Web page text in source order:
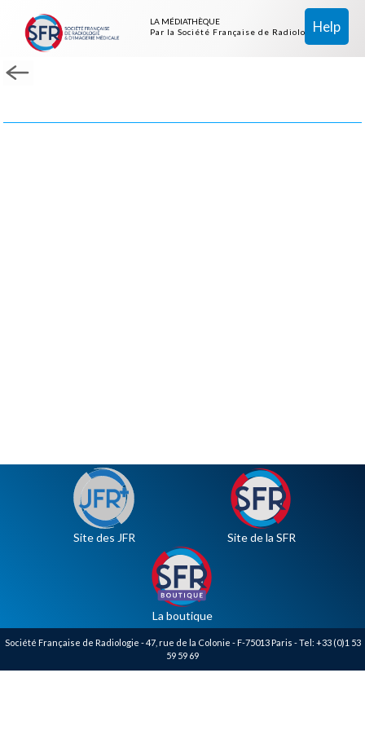
LA MÉDIATHÈQUE
Par la Société Française de RadiologieHelp
Site des JFR Site de la SFR
La boutique
Société Française de Radiologie - 47, rue de la Colonie - F-75013 Paris - Tel: +33 (0)1 53
59 59 69